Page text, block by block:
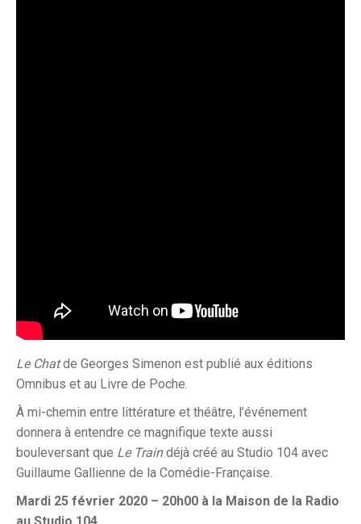
Le Chatde Georges Simenon est publié aux éditions
Omnibus et au Livre de Poche.
À mi-chemin entre littérature et théâtre, l’événement
donnera à entendre ce magnifique texte aussi
bouleversant que Le Traindéjà créé au Studio 104 avec
Guillaume Gallienne de la Comédie-Française.
Mardi 25 février 2020 – 20h00 à la Maison de la Radio